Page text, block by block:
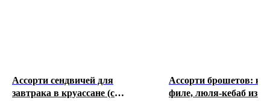
Ассорти сендвичей для
завтрака в круассане (с
Ассорти брошетов:
филе, люля-кебаб из
МЕНЮ